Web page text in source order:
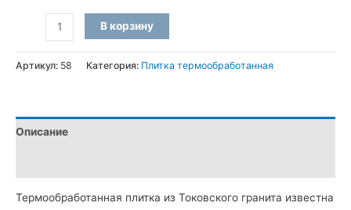
Количество
товара
Плитка
Токовского
гранита
мм
В корзину
Артикул: 58 Категория: Плитка термообработанная
Описание
Термообработанная плитка из Токовского гранита известна